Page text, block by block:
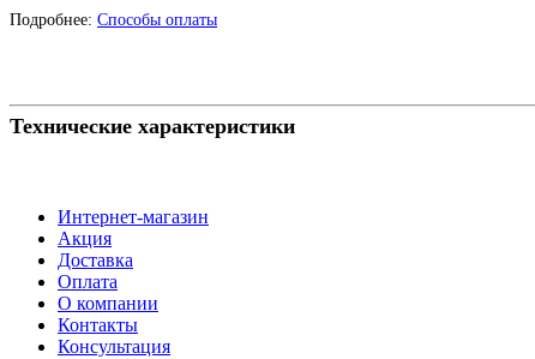
Подробнее: Способы оплаты
Технические характеристики
Интернет-магазин
Акция
Доставка
Оплата
О компании
Контакты
Консультация